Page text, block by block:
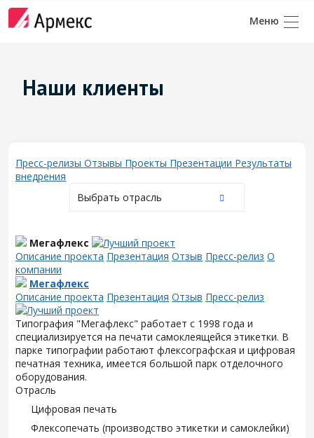
Наши клиенты
Пресс-релизы Отзывы Проекты Презентации Результаты
внедрения
Выбрать отрасль
Мегафлекс
Описание проекта Презентация Отзыв Пресс-релиз О
компании
Мегафлекс
Описание проекта Презентация Отзыв Пресс-релиз
Типография "Мегафлекс" работает с 1998 года и
специализируется на печати самоклеящейся этикетки. В
парке типографии работают флексографская и цифровая
печатная техника, имеется большой парк отделочного
оборудования.
Отрасль
Цифровая печать
Флексопечать (производство этикетки и самоклейки)